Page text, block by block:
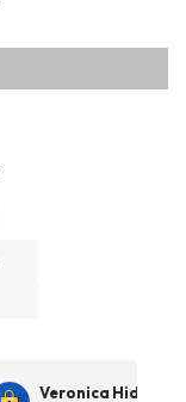
Veronica Hidalgo